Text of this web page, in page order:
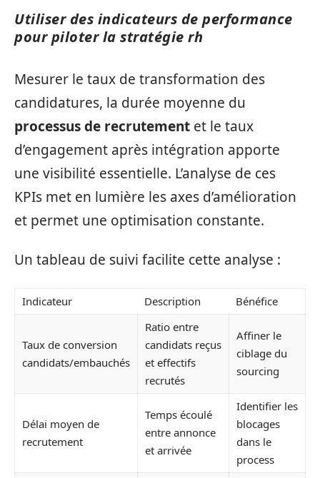
Utiliser des indicateurs de performance
pour piloter la stratégie rh
Mesurer le taux de transformation des
candidatures, la durée moyenne du
processus de recrutement et le taux
d’engagement après intégration apporte
une visibilité essentielle. L’analyse de ces
KPIs met en lumière les axes d’amélioration
et permet une optimisation constante.
Un tableau de suivi facilite cette analyse :
Indicateur Description Bénéfice
Taux de conversion
candidats/embauchés
Ratio entre
candidats reçus
et effectifs
recrutés
Affiner le
ciblage du
sourcing
Délai moyen de
recrutement
Temps écoulé
entre annonce
et arrivée
Identifier les
blocages
dans le
process